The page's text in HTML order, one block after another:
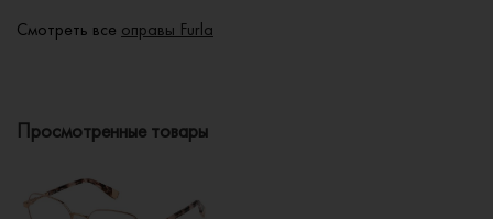
Смотреть все оправы Furla
Просмотренные товары